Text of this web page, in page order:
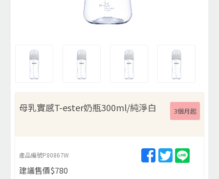
母乳實感T-ester奶瓶300ml/純淨白 3個月起
產品編號P80867W
建議售價$780